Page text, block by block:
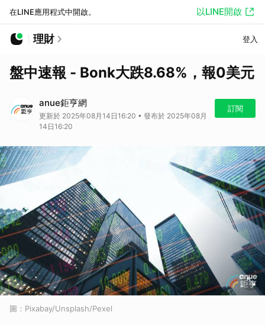
在LINE應用程式中開啟。 以LINE開啟
理財 登入
盤中速報 - Bonk大跌8.68%，報0美元
anue鉅亨網
更新於 2025年08月14日16:20 • 發布於 2025年08月
14日16:20
訂閱
圖：Pixabay/Unsplash/Pexel